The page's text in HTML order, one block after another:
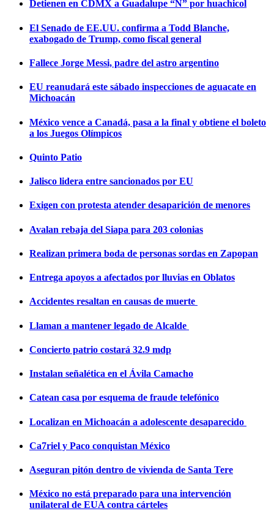
Detienen en CDMX a Guadalupe “N” por huachicol
El Senado de EE.UU. confirma a Todd Blanche,
exabogado de Trump, como fiscal general
Fallece Jorge Messi, padre del astro argentino
EU reanudará este sábado inspecciones de aguacate en
Michoacán
México vence a Canadá, pasa a la final y obtiene el boleto
a los Juegos Olímpicos
Quinto Patio
Jalisco lidera entre sancionados por EU
Exigen con protesta atender desaparición de menores
Avalan rebaja del Siapa para 203 colonias
Realizan primera boda de personas sordas en Zapopan
Entrega apoyos a afectados por lluvias en Oblatos
Accidentes resaltan en causas de muerte
Llaman a mantener legado de Alcalde
Concierto patrio costará 32.9 mdp
Instalan señalética en el Ávila Camacho
Catean casa por esquema de fraude telefónico
Localizan en Michoacán a adolescente desaparecido
Ca7riel y Paco conquistan México
Aseguran pitón dentro de vivienda de Santa Tere
México no está preparado para una intervención
unilateral de EUA contra cárteles